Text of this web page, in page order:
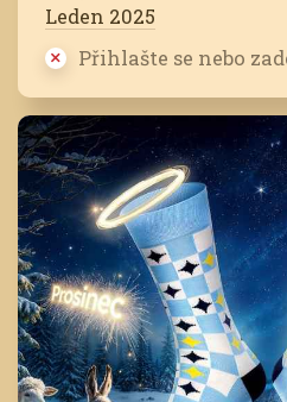
Leden 2025
Přihlašte se nebo